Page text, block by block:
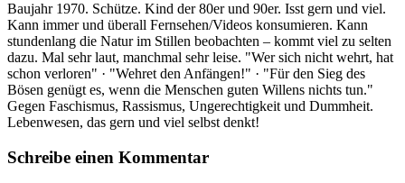
Baujahr 1970. Schütze. Kind der 80er und 90er. Isst gern und viel.
Kann immer und überall Fernsehen/Videos konsumieren. Kann
stundenlang die Natur im Stillen beobachten – kommt viel zu selten
dazu. Mal sehr laut, manchmal sehr leise. "Wer sich nicht wehrt, hat
schon verloren" · "Wehret den Anfängen!" · "Für den Sieg des
Bösen genügt es, wenn die Menschen guten Willens nichts tun."
Gegen Faschismus, Rassismus, Ungerechtigkeit und Dummheit.
Lebenwesen, das gern und viel selbst denkt!
Schreibe einen Kommentar